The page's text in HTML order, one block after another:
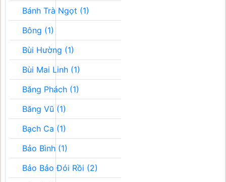
Bánh Trà Ngọt (1)
Bông (1)
Bùi Hường (1)
Bùi Mai Linh (1)
Băng Phách (1)
Băng Vũ (1)
Bạch Ca (1)
Bảo Bình (1)
Bảo Bảo Đói Rồi (2)